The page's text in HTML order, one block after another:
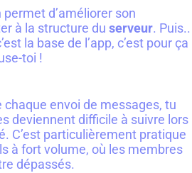
d’améliorer son
à la structure du serveur. Puis..
la base de l’app, c’est pour ça
toi !
chaque envoi de messages, tu
deviennent difficile à suivre lors
C’est particulièrement pratique
à fort volume, où les membres
dépassés.